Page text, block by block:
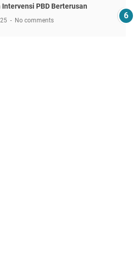
Intervensi PBD Berterusan
No comments